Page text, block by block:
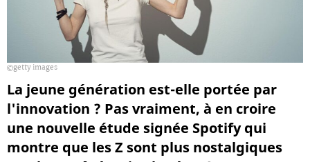
getty images
La jeune génération est-elle portée par
l'innovation ? Pas vraiment, à en croire
une nouvelle étude signée Spotify qui
montre que les Z sont plus nostalgiques